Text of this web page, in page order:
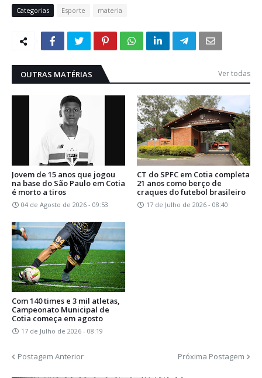
Categorias Esporte materia
OUTRAS MATÉRIAS Ver todas
Jovem de 15 anos que jogou
na base do São Paulo em Cotia
é morto a tiros
04 de Agosto de 2026 - 09:53
CT do SPFC em Cotia completa
21 anos como berço de
craques do futebol brasileiro
17 de Julho de 2026 - 08:40
Com 140 times e 3 mil atletas,
Campeonato Municipal de
Cotia começa em agosto
17 de Julho de 2026 - 08:19
Postagem Anterior Próxima Postagem